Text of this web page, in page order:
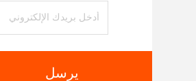
يرسل